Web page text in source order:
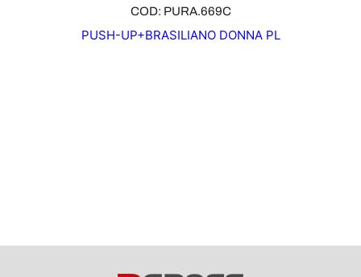
COD: PURA.669C
PUSH-UP+BRASILIANO DONNA PL